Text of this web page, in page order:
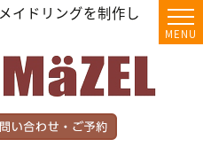
イドリングを制作し
MENU